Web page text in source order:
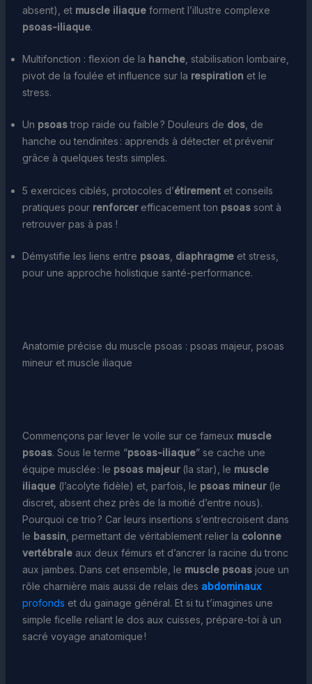
absent), et muscle iliaqueforment l’illustre complexe
psoas-iliaque.
Multifonction : flexion de la hanche, stabilisation lombaire,
pivot de la foulée et influence sur la respiration et le
stress.
Un psoastrop raide ou faible ? Douleurs de dos, de
hanche ou tendinites : apprends à détecter et prévenir
grâce à quelques tests simples.
5 exercices ciblés, protocoles d’étirementet conseils
pratiques pour renforcerefficacement ton psoassont à
retrouver pas à pas !
Démystifie les liens entre psoas, diaphragmeet stress,
pour une approche holistique santé-performance.
Anatomie précise du muscle psoas : psoas majeur, psoas
mineur et muscle iliaque
Commençons par lever le voile sur ce fameux muscle
psoas. Sous le terme “psoas-iliaque” se cache une
équipe musclée : le psoas majeur(la star), le muscle
iliaque(l’acolyte fidèle) et, parfois, le psoas mineur(le
discret, absent chez près de la moitié d’entre nous).
Pourquoi ce trio ? Car leurs insertions s’entrecroisent dans
le bassin , permettant de véritablement relier la colonne
vertébraleaux deux fémurs et d’ancrer la racine du tronc
aux jambes. Dans cet ensemble, le muscle psoasjoue un
rôle charnière mais aussi de relais des abdominaux
profonds et du gainage général. Et si tu t’imagines une
simple ficelle reliant le dos aux cuisses, prépare-toi à un
sacré voyage anatomique !